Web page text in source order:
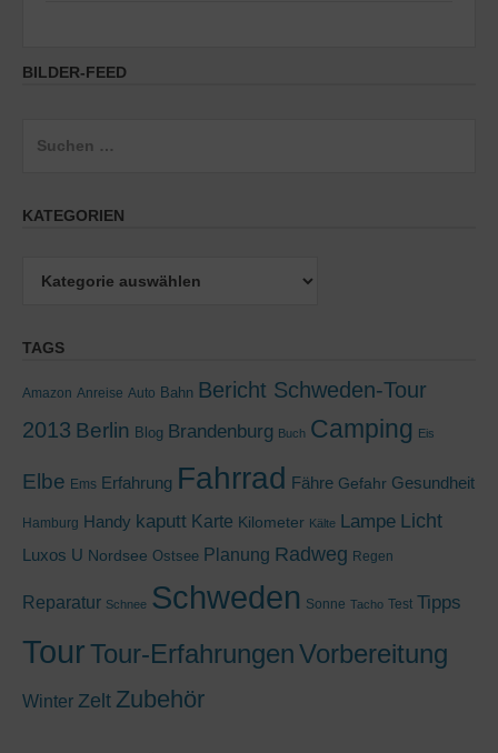
BILDER-FEED
KATEGORIEN
TAGS
Amazon Anreise Auto Bahn Bericht Schweden-Tour
2013 Berlin Blog Brandenburg Buch Camping Eis
Elbe Ems Erfahrung Fahrrad Fähre Gefahr Gesundheit
Hamburg Handy kaputt Karte Kilometer Kälte Lampe Licht
Luxos U Nordsee Ostsee Planung Radweg Regen
Reparatur Schnee Schweden Sonne Tacho Test Tipps
TourTour-ErfahrungenVorbereitung
Winter Zelt Zubehör